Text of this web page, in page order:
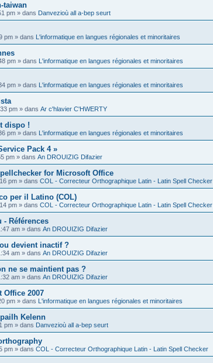
taiwan
pm » dans Danvezioù all a-bep seurt
pm » dans L'informatique en langues régionales et minoritaires
pm » dans L'informatique en langues régionales et minoritaires
pm » dans L'informatique en langues régionales et minoritaires
pm » dans Ar c'hlavier C'HWERTY
dispo !
pm » dans L'informatique en langues régionales et minoritaires
Pack 4 »
pm » dans An DROUIZIG Difazier
for Microsoft Office
pm » dans COL - Correcteur Orthographique Latin - Latin Spell Checker
per il Latino (COL)
pm » dans COL - Correcteur Orthographique Latin - Latin Spell Checker
- Références
am » dans An DROUIZIG Difazier
devient inactif ?
am » dans An DROUIZIG Difazier
ne se maintient pas ?
am » dans An DROUIZIG Difazier
Office 2007
pm » dans L'informatique en langues régionales et minoritaires
Kelenn
pm » dans Danvezioù all a-bep seurt
pm » dans COL - Correcteur Orthographique Latin - Latin Spell Checker